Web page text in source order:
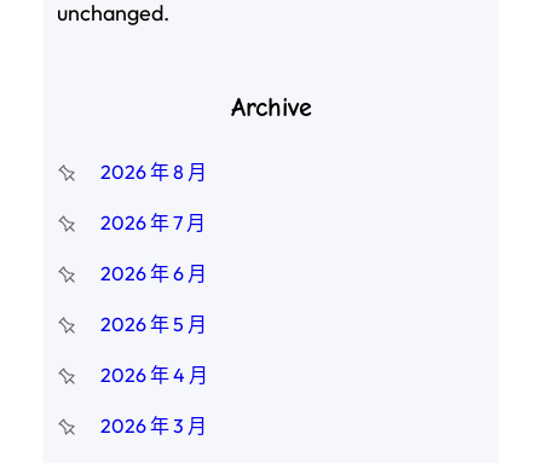
unchanged.
Archive
2026 年 8 月
2026 年 7 月
2026 年 6 月
2026 年 5 月
2026 年 4 月
2026 年 3 月